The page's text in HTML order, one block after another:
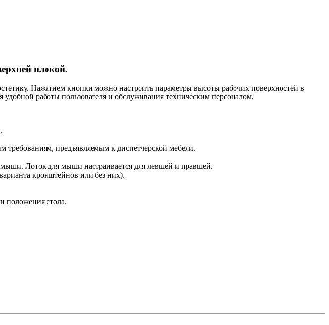
плокой.
Нажатием кнопки можно настроить параметры высоты рабочих поверхностей в
работы пользователя и обслуживания техническим персоналом.
предъявляемым к диспетчерской мебели.
Лоток для мыши настраивается для левшей и правшей.
кронштейнов или без них).
положения стола.